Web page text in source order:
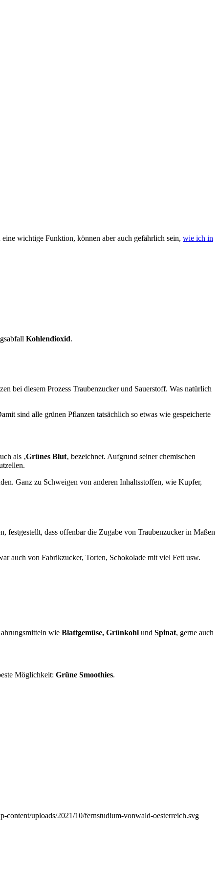
wichtige Funktion, können aber auch gefährlich sein, wie ich in
Kohlendioxid.
bei diesem Prozess Traubenzucker und Sauerstoff. Was natürlich
sind alle grünen Pflanzen tatsächlich so etwas wie gespeicherte
als ‚Grünes Blut‚ bezeichnet. Aufgrund seiner chemischen
Ganz zu Schweigen von anderen Inhaltsstoffen, wie Kupfer,
festgestellt, dass offenbar die Zugabe von Traubenzucker in Maßen
auch von Fabrikzucker, Torten, Schokolade mit viel Fett usw.
wie Blattgemüse, Grünkohl und Spinat, gerne auch
Möglichkeit: Grüne Smoothies.
uploads/2021/10/fernstudium-vonwald-oesterreich.svg